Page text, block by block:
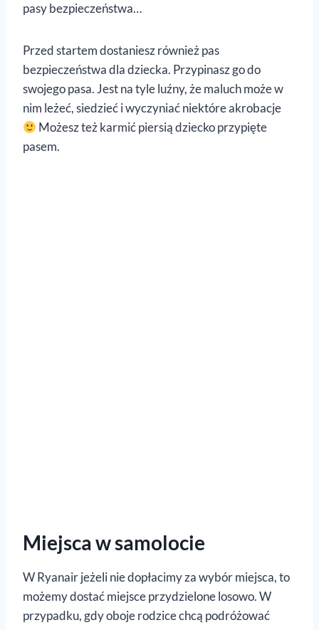
pasy bezpieczeństwa…
Przed startem dostaniesz również pas
bezpieczeństwa dla dziecka. Przypinasz go do
swojego pasa. Jest na tyle luźny, że maluch może w
nim leżeć, siedzieć i wyczyniać niektóre akrobacje
Możesz też karmić piersią dziecko przypięte
pasem.
Miejsca w samolocie
W Ryanair jeżeli nie dopłacimy za wybór miejsca, to
możemy dostać miejsce przydzielone losowo. W
przypadku, gdy oboje rodzice chcą podróżować